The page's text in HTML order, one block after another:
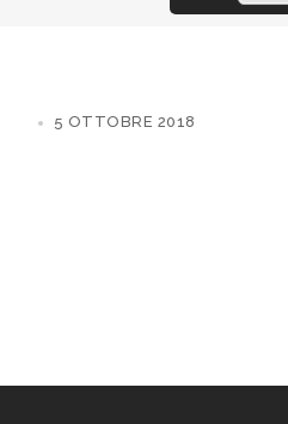
5 OTTOBRE 2018